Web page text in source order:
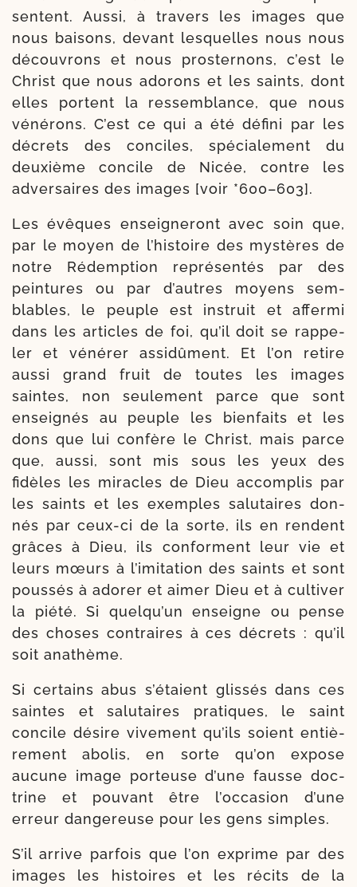
sentent. Aussi, à tra­vers les images que
nous bai­sons, devant les­quelles nous nous
décou­vrons et nous pros­ter­nons, c’est le
Christ que nous ado­rons et les saints, dont
elles portent la res­sem­blance, que nous
véné­rons. C’est ce qui a été défi­ni par les
décrets des conciles, spé­cia­le­ment du
deuxième concile de Nicée, contre les
adver­saires des images [voir *600–603].
Les évêques ensei­gne­ront avec soin que,
par le moyen de l’histoire des mys­tères de
notre Rédemption repré­sen­tés par des
pein­tures ou par d’autres moyens sem­
blables, le peuple est ins­truit et affer­mi
dans les articles de foi, qu’il doit se rap­pe­
ler et véné­rer assi­dû­ment. Et l’on retire
aus­si grand fruit de toutes les images
saintes, non seule­ment parce que sont
ensei­gnés au peuple les bien­faits et les
dons que lui confère le Christ, mais parce
que, aus­si, sont mis sous les yeux des
fidèles les miracles de Dieu accom­plis par
les saints et les exemples salu­taires don­
nés par ceux-​ci de la sorte, ils en rendent
grâces à Dieu, ils conforment leur vie et
leurs mœurs à l’imitation des saints et sont
pous­sés à ado­rer et aimer Dieu et à culti­ver
la pié­té. Si quelqu’un enseigne ou pense
des choses contraires à ces décrets : qu’il
soit anathème.
Si cer­tains abus s’étaient glis­sés dans ces
saintes et salu­taires pra­tiques, le saint
concile désire vive­ment qu’ils soient entiè­
re­ment abo­lis, en sorte qu’on expose
aucune image por­teuse d’une fausse doc­
trine et pou­vant être l’occasion d’une
erreur dan­ge­reuse pour les gens simples.
S’il arrive par­fois que l’on exprime par des
images les his­toires et les récits de la